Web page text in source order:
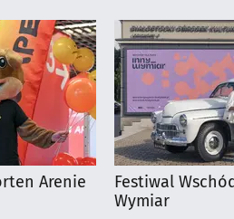
Arenie
Festiwal
Wymiar